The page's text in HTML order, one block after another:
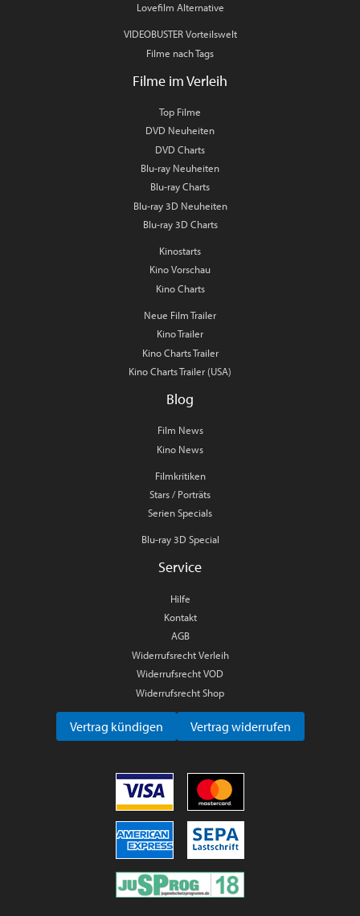
Lovefilm Alternative
VIDEOBUSTER Vorteilswelt
Filme nach Tags
Filme im Verleih
Top Filme
DVD Neuheiten
DVD Charts
Blu-ray Neuheiten
Blu-ray Charts
Blu-ray 3D Neuheiten
Blu-ray 3D Charts
Kinostarts
Kino Vorschau
Kino Charts
Neue Film Trailer
Kino Trailer
Kino Charts Trailer
Kino Charts Trailer (USA)
Blog
Film News
Kino News
Filmkritiken
Stars / Porträts
Serien Specials
Blu-ray 3D Special
Service
Hilfe
Kontakt
AGB
Widerrufsrecht Verleih
Widerrufsrecht VOD
Widerrufsrecht Shop
Vertrag kündigen Vertrag widerrufen